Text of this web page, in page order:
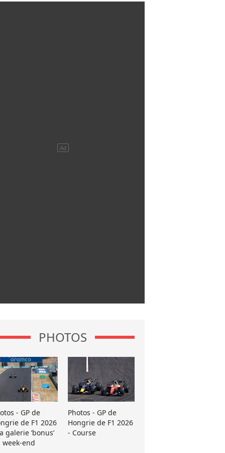
PHOTOS
- GP de
de F1 2026
galerie ’bonus’
week-end
Photos - GP de
Hongrie de F1 2026
- Course